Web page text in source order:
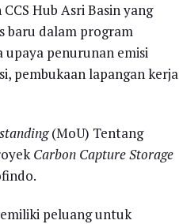
Hub Asri Basin yang
baru dalam program
upaya penurunan emisi
pembukaan lapangan kerja
(MoU) Tentang
Carbon Capture Storage
peluang untuk